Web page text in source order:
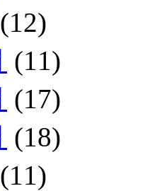
(12)
(11)
(17)
(18)
(11)